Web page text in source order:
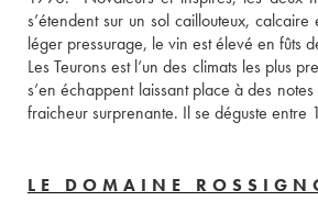
s’étendent sur un sol caillouteux,
léger pressurage, le vin est élevé en fûts
Les Teurons est l’un des climats les plus
s’en échappent laissant place à des
fraicheur surprenante. Il se déguste entre
LE DOMAINE